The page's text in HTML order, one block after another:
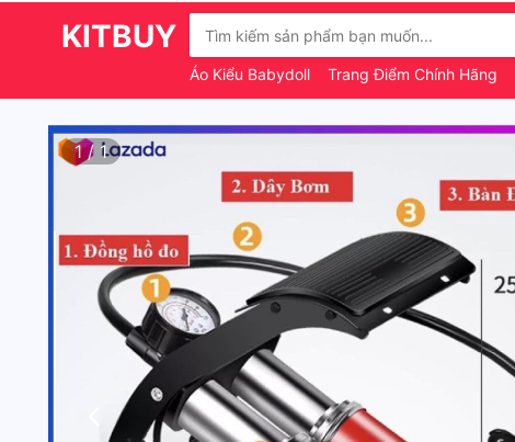
KITBUY
Áo Kiểu Babydoll Trang Điểm Chính Hãng
1 / 1